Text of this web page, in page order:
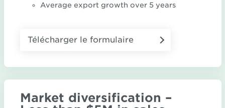
Average export growth over 5 years
Télécharger le formulaire
Market diversification –